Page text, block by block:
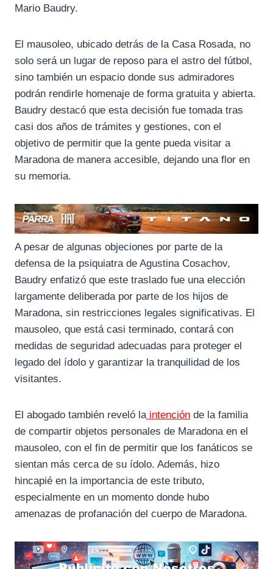
Mario Baudry.
El mausoleo, ubicado detrás de la Casa Rosada, no
solo será un lugar de reposo para el astro del fútbol,
sino también un espacio donde sus admiradores
podrán rendirle homenaje de forma gratuita y abierta.
Baudry destacó que esta decisión fue tomada tras
casi dos años de trámites y gestiones, con el
objetivo de permitir que la gente pueda visitar a
Maradona de manera accesible, dejando una flor en
su memoria.
A pesar de algunas objeciones por parte de la
defensa de la psiquiatra de Agustina Cosachov,
Baudry enfatizó que este traslado fue una elección
largamente deliberada por parte de los hijos de
Maradona, sin restricciones legales significativas. El
mausoleo, que está casi terminado, contará con
medidas de seguridad adecuadas para proteger el
legado del ídolo y garantizar la tranquilidad de los
visitantes.
El abogado también reveló laintención de la familia
de compartir objetos personales de Maradona en el
mausoleo, con el fin de permitir que los fanáticos se
sientan más cerca de su ídolo. Además, hizo
hincapié en la importancia de este tributo,
especialmente en un momento donde hubo
amenazas de profanación del cuerpo de Maradona.